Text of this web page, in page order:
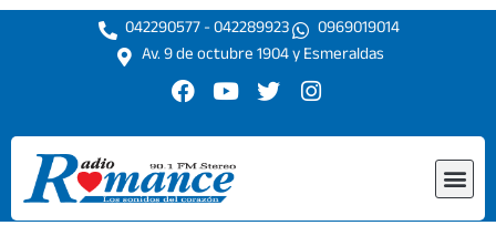
Ir
042290577 - 042289923
0969019014
Av. 9 de octubre 1904 y Esmeraldas
F
c
e
b
o
o
Y
u
t
u
b
e
T
i
r
I
s
r